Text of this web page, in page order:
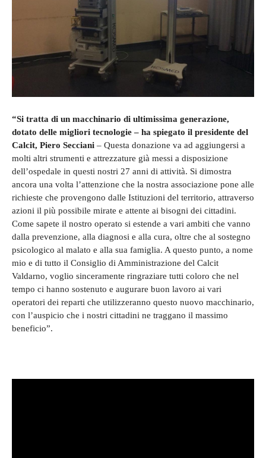
“Si tratta di un macchinario di ultimissima generazione,
dotato delle migliori tecnologie – ha spiegato il presidente del
Calcit, Piero Secciani – Questa donazione va ad aggiungersi a
molti altri strumenti e attrezzature già messi a disposizione
dell’ospedale in questi nostri 27 anni di attività. Si dimostra
ancora una volta l’attenzione che la nostra associazione pone alle
richieste che provengono dalle Istituzioni del territorio, attraverso
azioni il più possibile mirate e attente ai bisogni dei cittadini.
Come sapete il nostro operato si estende a vari ambiti che vanno
dalla prevenzione, alla diagnosi e alla cura, oltre che al sostegno
psicologico al malato e alla sua famiglia. A questo punto, a nome
mio e di tutto il Consiglio di Amministrazione del Calcit
Valdarno, voglio sinceramente ringraziare tutti coloro che nel
tempo ci hanno sostenuto e augurare buon lavoro ai vari
operatori dei reparti che utilizzeranno questo nuovo macchinario,
con l’auspicio che i nostri cittadini ne traggano il massimo
beneficio”.